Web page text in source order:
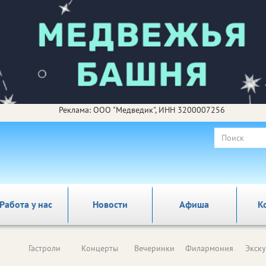
Реклама: ООО "Медведик", ИНН 3200007256
у нас Новости Афиша
Гастроли Концерты Вечеринки Филармония